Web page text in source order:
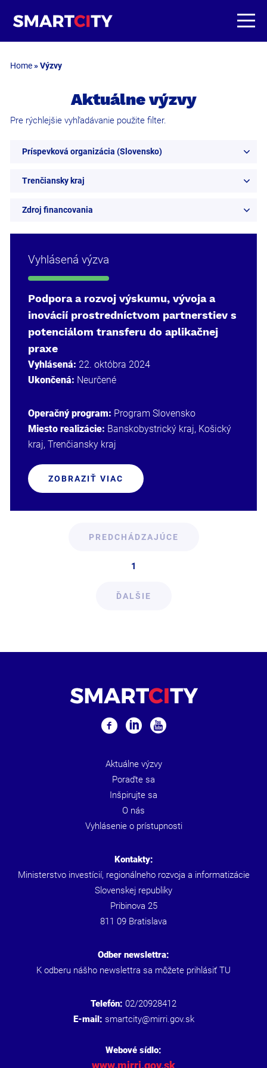
Home»Výzvy
Aktuálne výzvy
Pre rýchlejšie vyhľadávanie použite filter.
Príspevková organizácia (Slovensko)
Trenčiansky kraj
Zdroj financovania
Vyhlásená výzva
Podpora a rozvoj výskumu, vývoja a
inovácií prostredníctvom partnerstiev s
potenciálom transferu do aplikačnej
praxe
Vyhlásená: 22. októbra 2024
Ukončená: Neurčené
Operačný program: Program Slovensko
Miesto realizácie: Banskobystrický kraj, Košický
kraj, Trenčiansky kraj
ZOBRAZIŤ VIAC
PREDCHÁDZAJÚCE
1
ĎALŠIE
Aktuálne výzvy
Poraďte sa
Inšpirujte sa
O nás
Vyhlásenie o prístupnosti
Kontakty:
Ministerstvo investícií, regionálneho rozvoja a informatizácie
Slovenskej republiky
Pribinova 25
811 09 Bratislava
Odber newslettra:
K odberu nášho newslettra sa môžete prihlásiť TU
Telefón: 02/20928412
E-mail: smartcity@mirri.gov.sk
Webové sídlo:
www.mirri.gov.sk